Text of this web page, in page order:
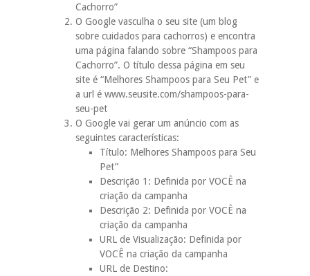
Cachorro”
O Google vasculha o seu site (um blog
sobre cuidados para cachorros) e encontra
uma página falando sobre “Shampoos para
Cachorro”. O título dessa página em seu
site é “Melhores Shampoos para Seu Pet” e
a url é www.seusite.com/shampoos-para-
seu-pet
O Google vai gerar um anúncio com as
seguintes características:
Título: Melhores Shampoos para Seu
Pet”
Descrição 1: Definida por VOCÊ na
criação da campanha
Descrição 2: Definida por VOCÊ na
criação da campanha
URL de Visualização: Definida por
VOCÊ na criação da campanha
URL de Destino: